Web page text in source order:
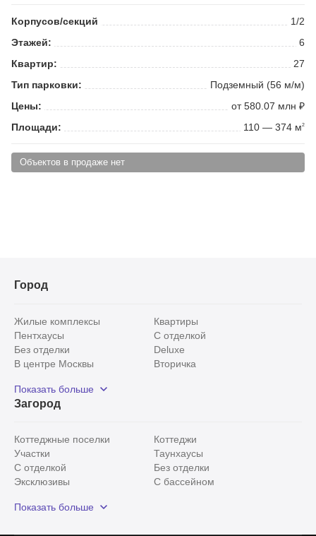
Корпусов/секций
1/2
Этажей:
6
Квартир:
27
Тип парковки:
Подземный (56 м/м)
Цены:
от 580.07 млн ₽
Площади:
110 — 374 м2
Объектов в продаже нет
Город
Жилые комплексы
Квартиры
Пентхаусы
С отделкой
Без отделки
Deluxe
В центре Москвы
Вторичка
Рядом с парком
С панорамными окнами
Показать больше
Загород
Коттеджные поселки
Коттеджи
Участки
Таунхаусы
С отделкой
Без отделки
Эксклюзивы
С бассейном
Красногорский район
Показать больше